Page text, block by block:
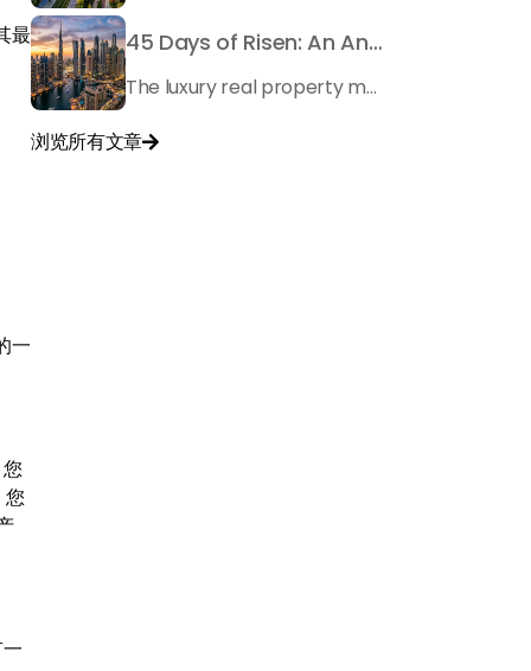
最
一
您
45 Days of Risen: An Analysis of Dubai’s Remarkable Growth in Ultra-Luxury Real Estate
The luxury real property market in Dubai is experiencing a remarkable upward push, strengthening its position as the leading worldwide hub for high-internet value investors. By the end of April 2026, the market has proven formidable resilience and growth, fueled by a blend of world-class infrastructure, strategic financial policies and a remarkable way of life worldwide Presented below is a complete analysis of the contemporary state of the ultra-luxury sector in Dubai, and the number one factors contributing to this historic momentum.
浏览所有文章